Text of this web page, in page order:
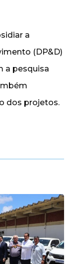
a
(DP&D)
a pesquisa
dos projetos.